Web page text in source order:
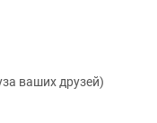
ваших друзей)